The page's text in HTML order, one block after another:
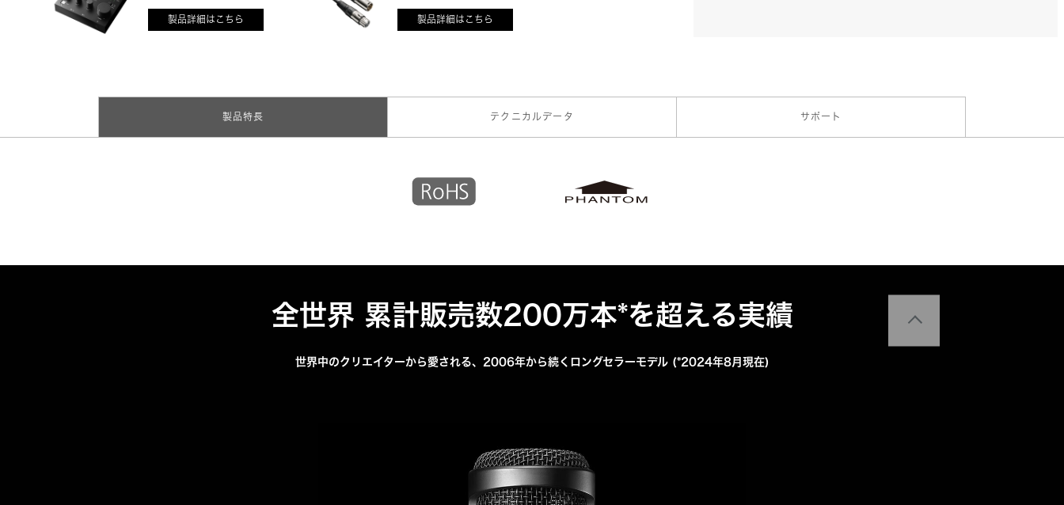
製品詳細はこちら 製品詳細はこちら
製品特長 テクニカルデータ サポート
全世界 累計販売数200万本*を超える実績
世界中のクリエイターから愛される、2006年から続くロングセラーモデル (*2024年8月現在)